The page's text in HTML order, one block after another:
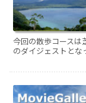
今回の散歩コースは
のダイジェストとな